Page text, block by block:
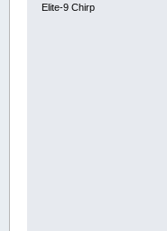
Elite-9 Chirp